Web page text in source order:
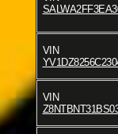
VIN
VIN